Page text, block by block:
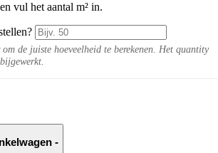
vul het aantal m² in.
de juiste hoeveelheid te berekenen. Het quantity
-